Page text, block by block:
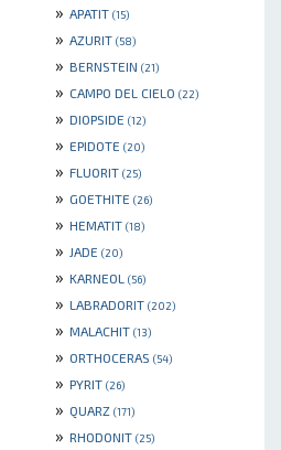
» APATIT (15)
» AZURIT (58)
» BERNSTEIN (21)
» CAMPO DEL CIELO (22)
» DIOPSIDE (12)
» EPIDOTE (20)
» FLUORIT (25)
» GOETHITE (26)
» HEMATIT (18)
» JADE (20)
» KARNEOL (56)
» LABRADORIT (202)
» MALACHIT (13)
» ORTHOCERAS (54)
» PYRIT (26)
» QUARZ (171)
» RHODONIT (25)